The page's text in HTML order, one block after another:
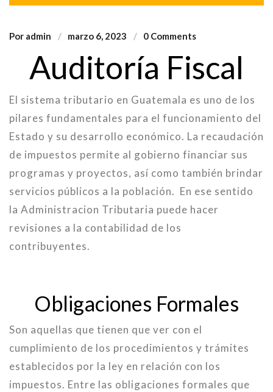
Por admin marzo 6, 2023 0 Comments
Auditoría Fiscal
El sistema tributario en Guatemala es uno de los
pilares fundamentales para el funcionamiento del
Estado y su desarrollo económico. La recaudación
de impuestos permite al gobierno financiar sus
programas y proyectos, así como también brindar
servicios públicos a la población. En ese sentido
la Administracion Tributaria puede hacer
revisiones a la contabilidad de los
contribuyentes.
Obligaciones Formales
Son aquellas que tienen que ver con el
cumplimiento de los procedimientos y trámites
establecidos por la ley en relación con los
impuestos. Entre las obligaciones formales que